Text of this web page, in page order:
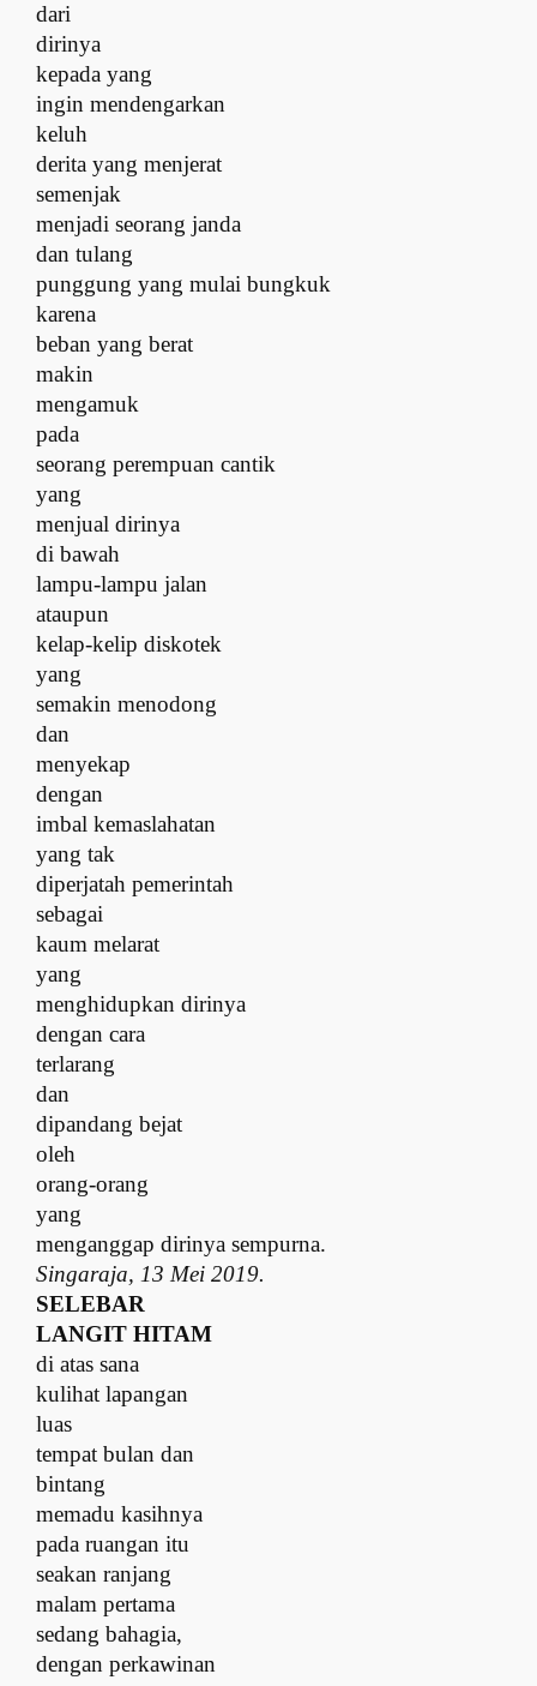
dari
dirinya
kepada yang
ingin mendengarkan
keluh
derita yang menjerat
semenjak
menjadi seorang janda
dan tulang
punggung yang mulai bungkuk
karena
beban yang berat
makin
mengamuk
pada
seorang perempuan cantik
yang
menjual dirinya
di bawah
lampu-lampu jalan
ataupun
kelap-kelip diskotek
yang
semakin menodong
dan
menyekap
dengan
imbal kemaslahatan
yang tak
diperjatah pemerintah
sebagai
kaum melarat
yang
menghidupkan dirinya
dengan cara
terlarang
dan
dipandang bejat
oleh
orang-orang
yang
menganggap dirinya sempurna.
Singaraja, 13 Mei 2019.
SELEBAR
LANGIT HITAM
di atas sana
kulihat lapangan
luas
tempat bulan dan
bintang
memadu kasihnya
pada ruangan itu
seakan ranjang
malam pertama
sedang bahagia,
dengan perkawinan